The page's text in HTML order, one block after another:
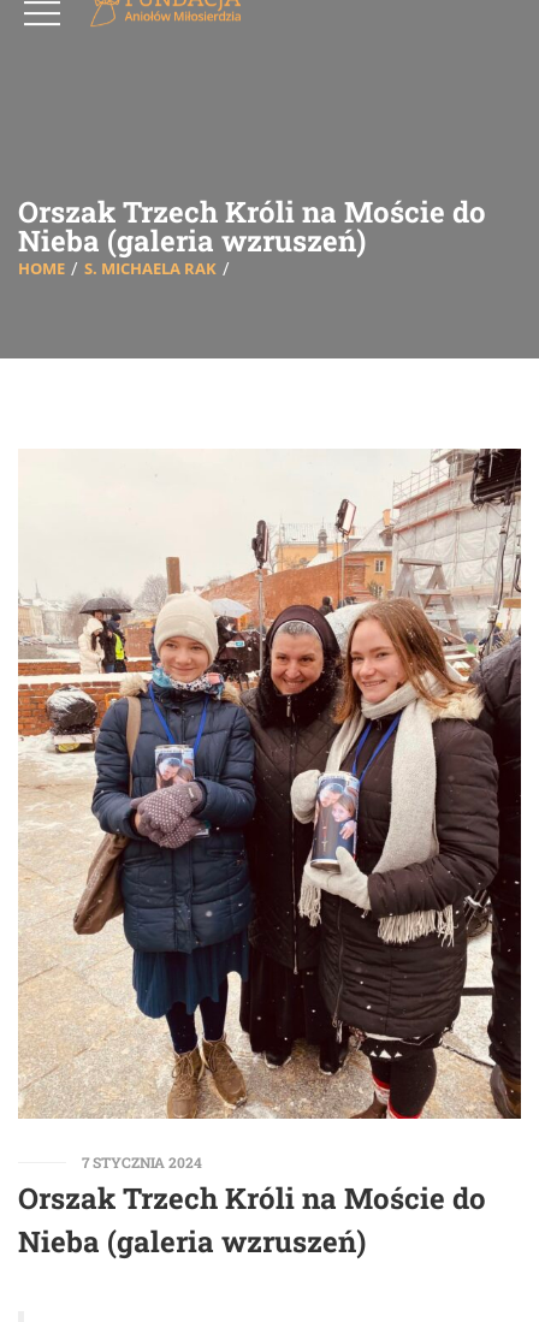
Orszak Trzech Króli na Moście do
Nieba (galeria wzruszeń)
HOME S. MICHAELA RAK
7 STYCZNIA 2024
Orszak Trzech Króli na Moście do
Nieba (galeria wzruszeń)